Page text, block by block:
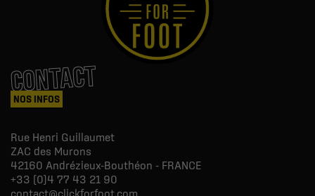
CONTACT
NOS INFOS
Rue Henri Guillaumet
ZAC des Murons
42160 Andrézieux-Bouthéon - FRANCE
+33 (0)4 77 43 21 90
contact@clickforfoot.com